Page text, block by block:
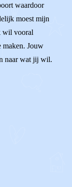
waardoor
moest mijn
wil vooral
maken. Jouw
naar wat jij wil.